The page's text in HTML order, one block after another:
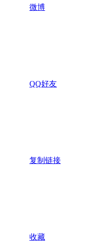
微博
QQ好友
复制链接
收藏